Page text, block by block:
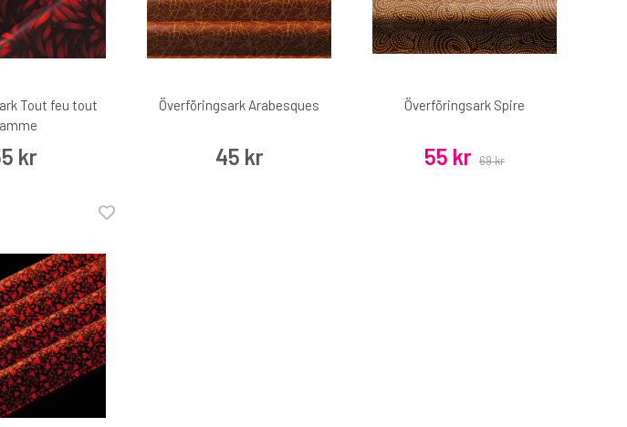
Tout feu tout
kr
Överföringsark Arabesques
45 kr
Överföringsark Spire
55 kr 69 kr